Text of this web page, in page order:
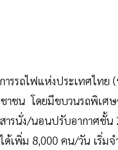
ารรถไฟแห่งประเทศไทย (
าชน โดยมีขบวนรถพิเศษ
ารนั่ง/นอนปรับอากาศชั้
ด้เพิ่ม 8,000 คน/วัน เริ่